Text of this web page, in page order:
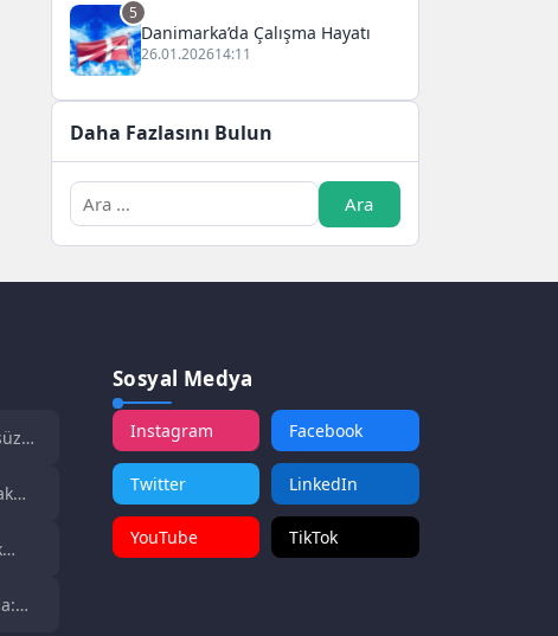
5
Danimarka’da Çalışma Hayatı
26.01.202614:11
Daha Fazlasını Bulun
Sosyal Medya
Instagram Facebook
Twitter LinkedIn
YouTube TikTok